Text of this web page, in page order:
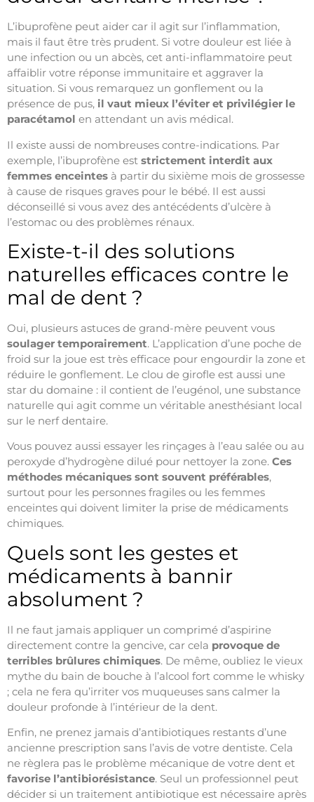
L’ibuprofène peut aider car il agit sur l’inflammation,
mais il faut être très prudent. Si votre douleur est liée à
une infection ou un abcès, cet anti-inflammatoire peut
affaiblir votre réponse immunitaire et aggraver la
situation. Si vous remarquez un gonflement ou la
présence de pus, il vaut mieux l’éviter et privilégier le
paracétamol en attendant un avis médical.
Il existe aussi de nombreuses contre-indications. Par
exemple, l’ibuprofène est strictement interdit aux
femmes enceintes à partir du sixième mois de grossesse
à cause de risques graves pour le bébé. Il est aussi
déconseillé si vous avez des antécédents d’ulcère à
l’estomac ou des problèmes rénaux.
Existe-t-il des solutions
naturelles efficaces contre le
mal de dent ?
Oui, plusieurs astuces de grand-mère peuvent vous
soulager temporairement. L’application d’une poche de
froid sur la joue est très efficace pour engourdir la zone et
réduire le gonflement. Le clou de girofle est aussi une
star du domaine : il contient de l’eugénol, une substance
naturelle qui agit comme un véritable anesthésiant local
sur le nerf dentaire.
Vous pouvez aussi essayer les rinçages à l’eau salée ou au
peroxyde d’hydrogène dilué pour nettoyer la zone. Ces
méthodes mécaniques sont souvent préférables,
surtout pour les personnes fragiles ou les femmes
enceintes qui doivent limiter la prise de médicaments
chimiques.
Quels sont les gestes et
médicaments à bannir
absolument ?
Il ne faut jamais appliquer un comprimé d’aspirine
directement contre la gencive, car cela provoque de
terribles brûlures chimiques. De même, oubliez le vieux
mythe du bain de bouche à l’alcool fort comme le whisky
; cela ne fera qu’irriter vos muqueuses sans calmer la
douleur profonde à l’intérieur de la dent.
Enfin, ne prenez jamais d’antibiotiques restants d’une
ancienne prescription sans l’avis de votre dentiste. Cela
ne règlera pas le problème mécanique de votre dent et
favorise l’antibiorésistance. Seul un professionnel peut
décider si un traitement antibiotique est nécessaire après